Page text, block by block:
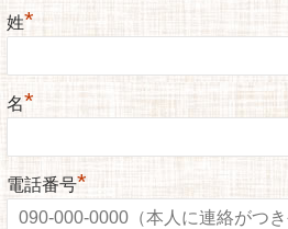
姓*
名*
電話番号*